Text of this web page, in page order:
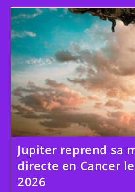
Jupiter reprend sa
directe en Cancer
2026